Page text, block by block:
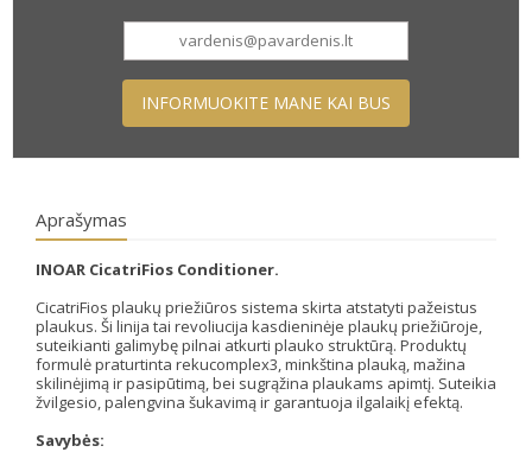
INFORMUOKITE MANE KAI BUS
Aprašymas
INOAR CicatriFios Conditioner.
CicatriFios plaukų priežiūros sistema skirta atstatyti pažeistus
plaukus. Ši linija tai revoliucija kasdieninėje plaukų priežiūroje,
suteikianti galimybę pilnai atkurti plauko struktūrą. Produktų
formulė praturtinta rekucomplex3, minkština plauką, mažina
skilinėjimą ir pasipūtimą, bei sugrąžina plaukams apimtį. Suteikia
žvilgesio, palengvina šukavimą ir garantuoja ilgalaikį efektą.
Savybės: